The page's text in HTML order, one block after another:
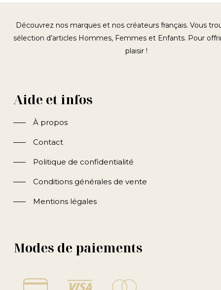
Découvrez nos marques et nos créateurs français. Vous
sélection d’articles Hommes, Femmes et Enfants. Pour
plaisir !
Aide et infos
À propos
Contact
Politique de confidentialité
Conditions générales de vente
Mentions légales
Modes de paiements